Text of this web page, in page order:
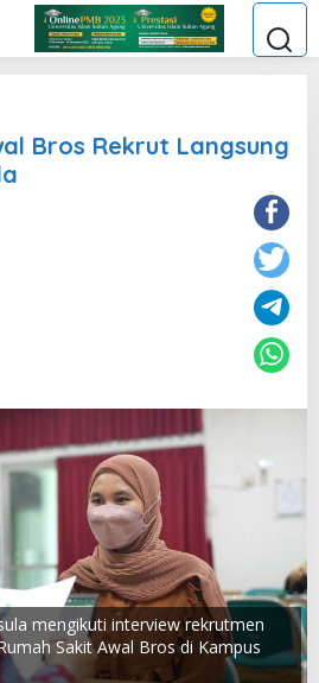
Bros Rekrut Langsung
mengikuti interview rekrutmen
Sakit Awal Bros di Kampus